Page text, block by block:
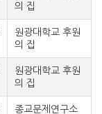
의 집
원광대학교 후원
의 집
원광대학교 후원
의 집
종교문제연구소